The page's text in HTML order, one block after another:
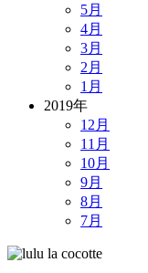
5月
4月
3月
2月
1月
2019年
12月
11月
10月
9月
8月
7月